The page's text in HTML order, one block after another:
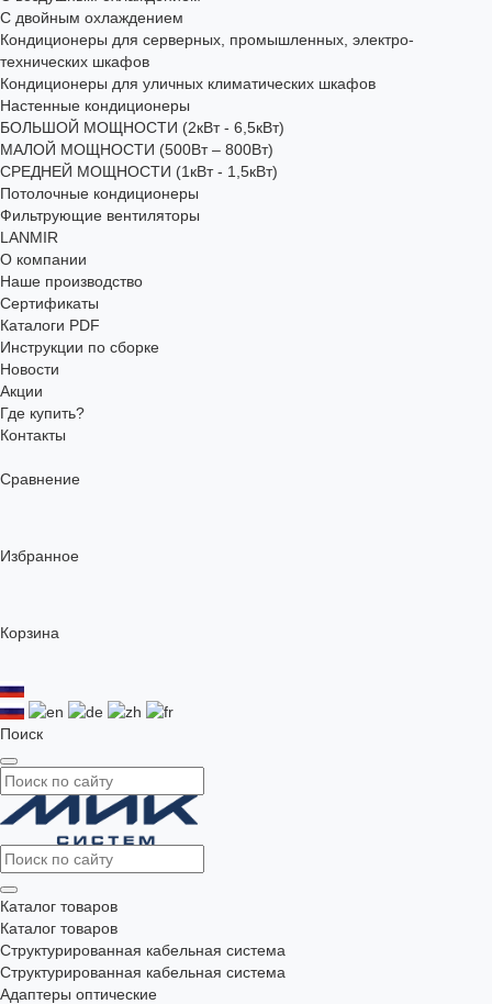
С двойным охлаждением
Кондиционеры для серверных, промышленных, электро-
технических шкафов
Кондиционеры для уличных климатических шкафов
Настенные кондиционеры
БОЛЬШОЙ МОЩНОСТИ (2кВт - 6,5кВт)
МАЛОЙ МОЩНОСТИ (500Вт – 800Вт)
СРЕДНЕЙ МОЩНОСТИ (1кВт - 1,5кВт)
Потолочные кондиционеры
Фильтрующие вентиляторы
LANMIR
О компании
Наше производство
Сертификаты
Каталоги PDF
Инструкции по сборке
Новости
Акции
Где купить?
Контакты
Сравнение
Избранное
Корзина
Поиск
Каталог товаров
Каталог товаров
Структурированная кабельная система
Структурированная кабельная система
Адаптеры оптические